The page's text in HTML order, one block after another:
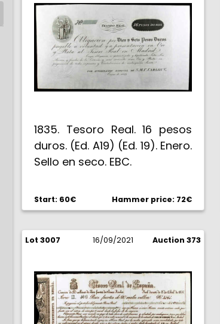
1835. Tesoro Real. 16 pesos
duros. (Ed. A19) (Ed. 19). Enero.
Sello en seco. EBC.
Start: 60€ Hammer price: 72€
Lot 3007 16/09/2021 Auction 373